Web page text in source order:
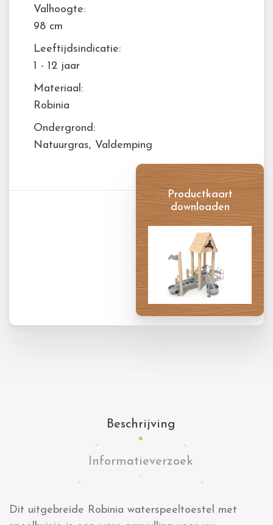
Valhoogte:
98 cm
Leeftijdsindicatie:
1 - 12 jaar
Materiaal:
Robinia
Ondergrond:
Natuurgras, Valdemping
Productkaart
downloaden
Beschrijving
Informatieverzoek
Dit uitgebreide Robinia waterspeeltoestel met